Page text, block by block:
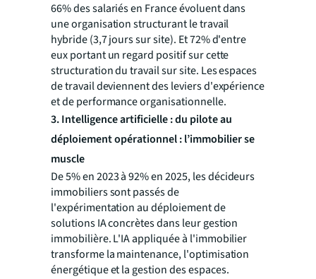
66% des salariés en France évoluent dans
une organisation structurant le travail
hybride (3,7 jours sur site). Et 72% d'entre
eux portant un regard positif sur cette
structuration du travail sur site. Les espaces
de travail deviennent des leviers d'expérience
et de performance organisationnelle.
3. Intelligence artificielle : du pilote au
déploiement opérationnel : l’immobilier se
muscle
De 5% en 2023 à 92% en 2025, les décideurs
immobiliers sont passés de
l'expérimentation au déploiement de
solutions IA concrètes dans leur gestion
immobilière. L'IA appliquée à l'immobilier
transforme la maintenance, l'optimisation
énergétique et la gestion des espaces.